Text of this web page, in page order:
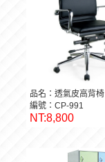
品名：透氣皮高背椅
編號：CP-991
NT:8,800